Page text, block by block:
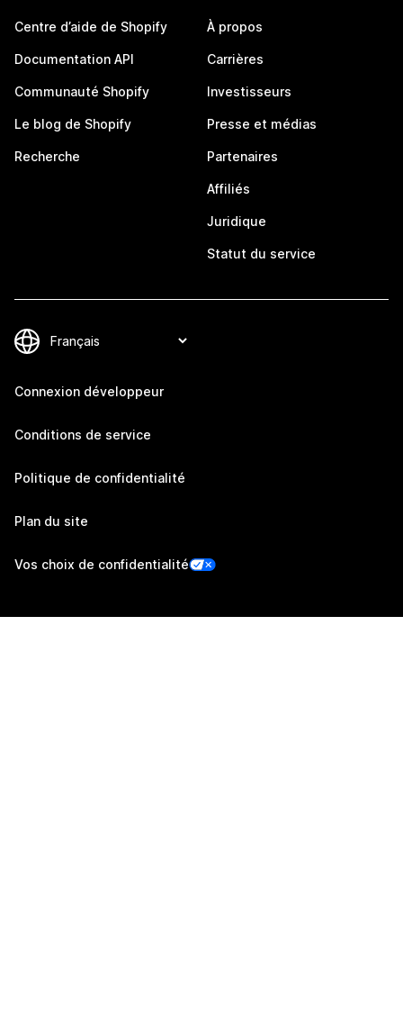
Centre d’aide de Shopify
Documentation API
Communauté Shopify
Le blog de Shopify
Recherche
À propos
Carrières
Investisseurs
Presse et médias
Partenaires
Affiliés
Juridique
Statut du service
Connexion développeur
Conditions de service
Politique de confidentialité
Plan du site
Vos choix de confidentialité